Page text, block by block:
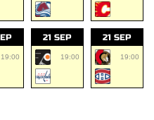
19:00
21 SEP
19:00
21 SEP
19:00